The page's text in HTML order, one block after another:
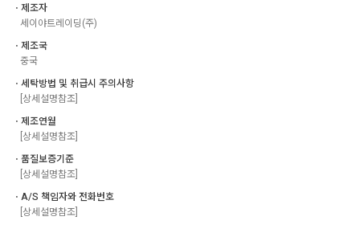
ㆍ제조자
세이야트레이딩(주)
ㆍ제조국
중국
ㆍ세탁방법 및 취급시 주의사항
[상세설명참조]
ㆍ제조연월
[상세설명참조]
ㆍ품질보증기준
[상세설명참조]
ㆍA/S 책임자와 전화번호
[상세설명참조]